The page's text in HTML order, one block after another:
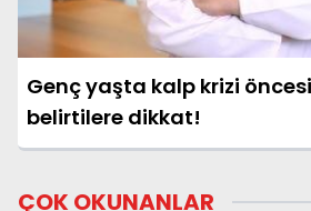
Genç yaşta kalp krizi
belirtilere dikkat!
ÇOK OKUNANLAR